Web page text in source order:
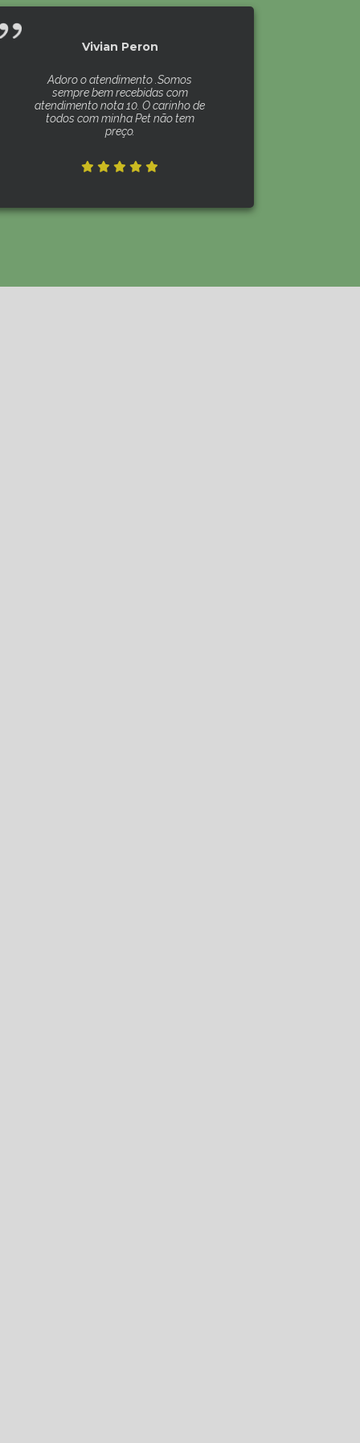
Vivian Peron
Adoro o atendimento .Somos
sempre bem recebidas com
atendimento nota 10. O carinho de
todos com minha Pet não tem
preço.